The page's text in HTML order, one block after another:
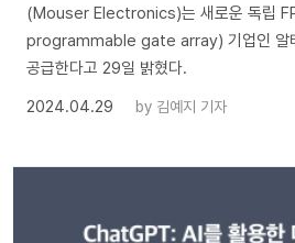
(Mouser Electronics)는 새로운 독립
programmable gate array) 기업인 알
공급한다고 29일 밝혔다.
2024.04.29
by 김예지 기자